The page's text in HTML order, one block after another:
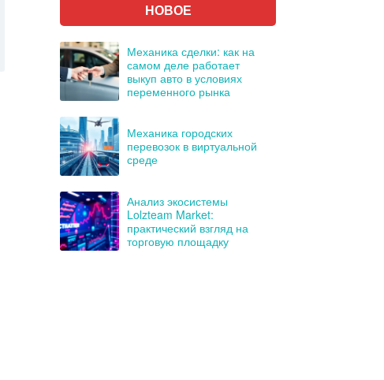
НОВОЕ
Механика сделки: как на
самом деле работает
выкуп авто в условиях
переменного рынка
Механика городских
перевозок в виртуальной
среде
Анализ экосистемы
Lolzteam Market:
практический взгляд на
торговую площадку